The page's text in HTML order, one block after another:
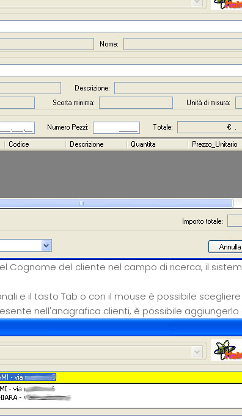
Cognome del cliente nel campo di ricerca, il
e il tasto Tab o con il mouse è possibile
nell'anagrafica clienti, è possibile